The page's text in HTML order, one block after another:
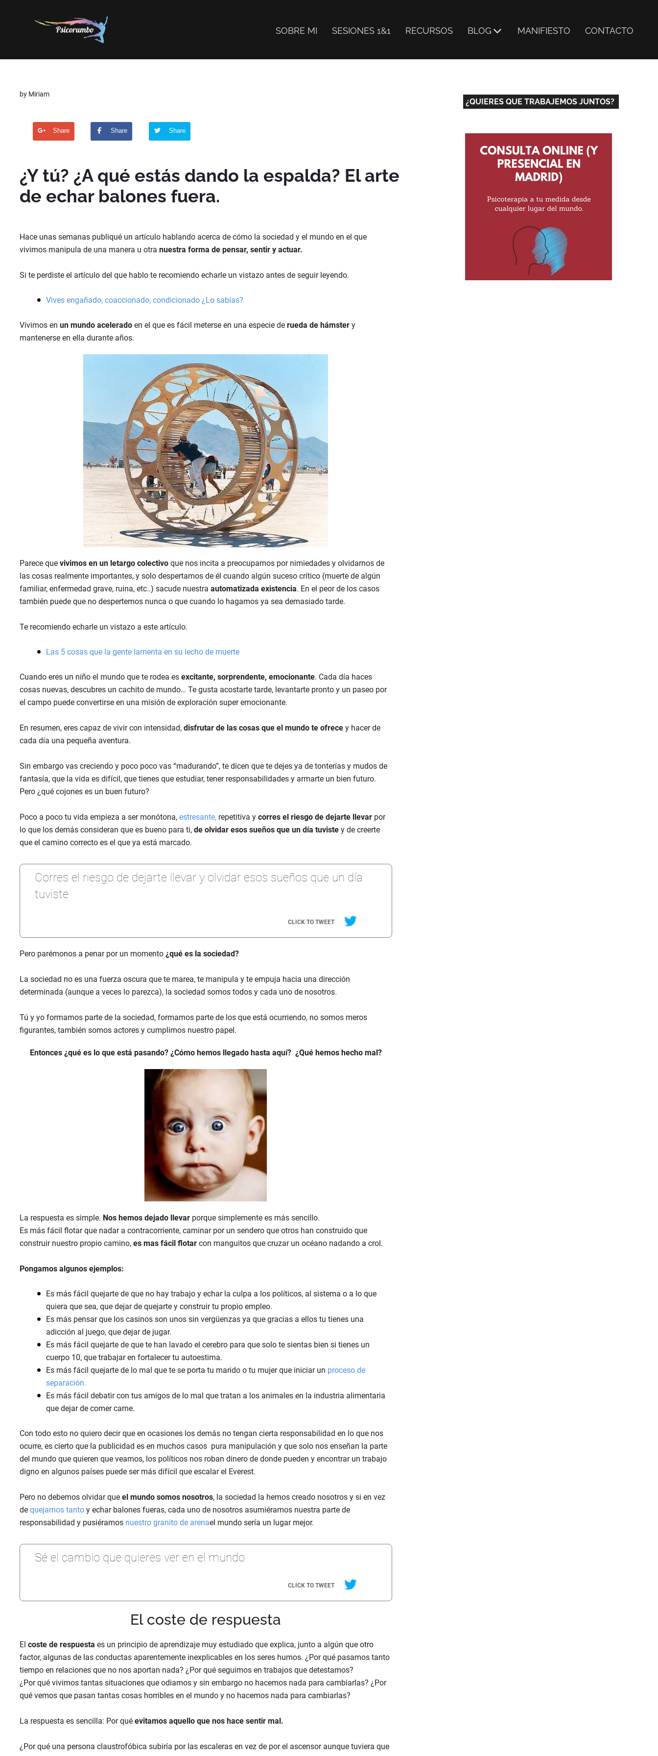
SOBRE MI SESIONES 1&1 RECURSOS BLOG MANIFIESTO CONTACTO
by Miriam
Share Share Share
¿Y tú? ¿A qué estás dando la espalda? El arte
de echar balones fuera.
Hace unas semanas publiqué un artículo hablando acerca de cómo la sociedad y el mundo en el que
vivimos manipula de una manera u otra nuestra forma de pensar, sentir y actuar.
Si te perdiste el artículo del que hablo te recomiendo echarle un vistazo antes de seguir leyendo.
Vives engañado, coaccionado, condicionado ¿Lo sabías?
Vivimos en un mundo acelerado en el que es fácil meterse en una especie de rueda de hámster y
mantenerse en ella durante años.
Parece que vivimos en un letargo colectivo que nos incita a preocuparnos por nimiedades y olvidarnos de
las cosas realmente importantes, y solo despertamos de él cuando algún suceso crítico (muerte de algún
familiar, enfermedad grave, ruina, etc..) sacude nuestra automatizada existencia. En el peor de los casos
también puede que no despertemos nunca o que cuando lo hagamos ya sea demasiado tarde.
Te recomiendo echarle un vistazo a este artículo.
Las 5 cosas que la gente lamenta en su lecho de muerte
Cuando eres un niño el mundo que te rodea es excitante, sorprendente, emocionante. Cada día haces
cosas nuevas, descubres un cachito de mundo… Te gusta acostarte tarde, levantarte pronto y un paseo por
el campo puede convertirse en una misión de exploración super emocionante.
En resumen, eres capaz de vivir con intensidad, disfrutar de las cosas que el mundo te ofrece y hacer de
cada día una pequeña aventura.
Sin embargo vas creciendo y poco poco vas “madurando”, te dicen que te dejes ya de tonterías y mudos de
fantasía, que la vida es difícil, que tienes que estudiar, tener responsabilidades y armarte un bien futuro.
Pero ¿qué cojones es un buen futuro?
Poco a poco tu vida empieza a ser monótona, estresante, repetitiva y corres el riesgo de dejarte llevar por
lo que los demás consideran que es bueno para ti, de olvidar esos sueños que un día tuviste y de creerte
que el camino correcto es el que ya está marcado.
Corres el riesgo de dejarte llevar y olvidar esos sueños que un día
tuviste
CLICK TO TWEET
Pero parémonos a penar por un momento ¿qué es la sociedad?
La sociedad no es una fuerza oscura que te marea, te manipula y te empuja hacia una dirección
determinada (aunque a veces lo parezca), la sociedad somos todos y cada uno de nosotros.
Tú y yo formamos parte de la sociedad, formamos parte de los que está ocurriendo, no somos meros
figurantes, también somos actores y cumplimos nuestro papel.
Entonces ¿qué es lo que está pasando? ¿Cómo hemos llegado hasta aquí? ¿Qué hemos hecho mal?
La respuesta es simple. Nos hemos dejado llevar porque simplemente es más sencillo.
Es más fácil flotar que nadar a contracorriente, caminar por un sendero que otros han construido que
construir nuestro propio camino, es mas fácil flotar con manguitos que cruzar un océano nadando a crol.
Pongamos algunos ejemplos:
Es más fácil quejarte de que no hay trabajo y echar la culpa a los políticos, al sistema o a lo que
quiera que sea, que dejar de quejarte y construir tu propio empleo.
Es más pensar que los casinos son unos sin vergüenzas ya que gracias a ellos tu tienes una
adicción al juego, que dejar de jugar.
Es más fácil quejarte de que te han lavado el cerebro para que solo te sientas bien si tienes un
cuerpo 10, que trabajar en fortalecer tu autoestima.
Es más fácil quejarte de lo mal que te se porta tu marido o tu mujer que iniciar un proceso de
separación.
Es más fácil debatir con tus amigos de lo mal que tratan a los animales en la industria alimentaria
que dejar de comer carne.
Con todo esto no quiero decir que en ocasiones los demás no tengan cierta responsabilidad en lo que nos
ocurre, es cierto que la publicidad es en muchos casos pura manipulación y que solo nos enseñan la parte
del mundo que quieren que veamos, los políticos nos roban dinero de donde pueden y encontrar un trabajo
digno en algunos países puede ser más difícil que escalar el Everest.
Pero no debemos olvidar que el mundo somos nosotros, la sociedad la hemos creado nosotros y si en vez
de quejarnos tanto y echar balones fueras, cada uno de nosotros asumiéramos nuestra parte de
responsabilidad y pusiéramos nuestro granito de arenael mundo sería un lugar mejor.
Sé el cambio que quieres ver en el mundo
CLICK TO TWEET
El coste de respuesta
El coste de respuesta es un principio de aprendizaje muy estudiado que explica, junto a algún que otro
factor, algunas de las conductas aparentemente inexplicables en los seres humos. ¿Por qué pasamos tanto
tiempo en relaciones que no nos aportan nada? ¿Por qué seguimos en trabajos que detestamos?
¿Por qué vivimos tantas situaciones que odiamos y sin embargo no hacemos nada para cambiarlas? ¿Por
qué vemos que pasan tantas cosas horribles en el mundo y no hacemos nada para cambiarlas?
La respuesta es sencilla: Por qué evitamos aquello que nos hace sentir mal.
¿Por qué una persona claustrofóbica subiría por las escaleras en vez de por el ascensor aunque tuviera que
¿QUIERES QUE TRABAJEMOS JUNTOS?